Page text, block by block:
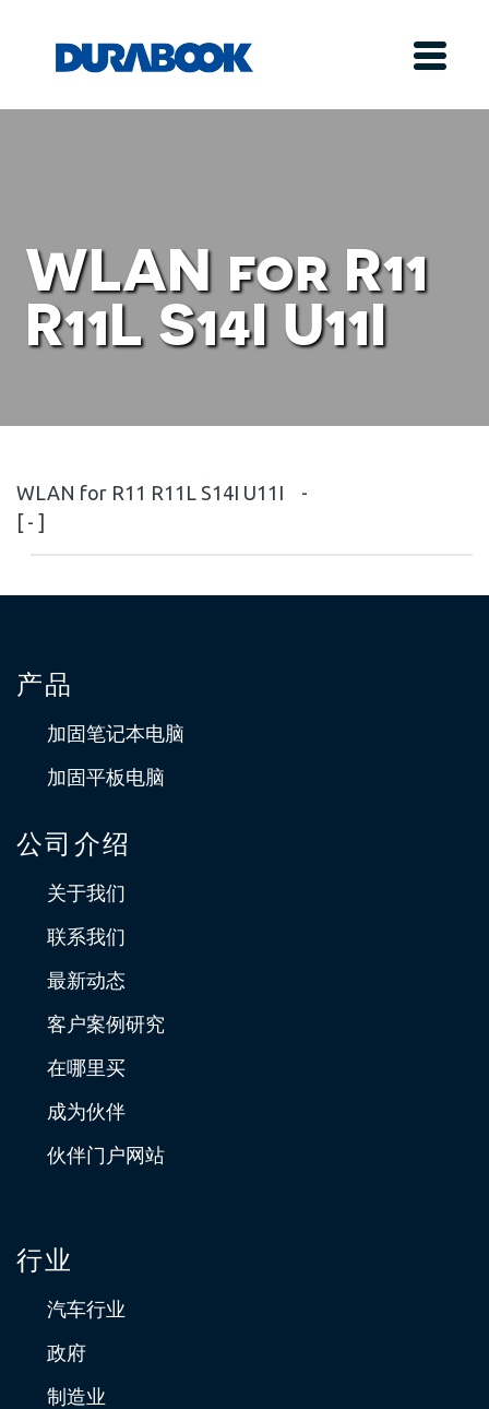
WLAN for R11
R11L S14I U11I
WLAN for R11 R11L S14I U11I
-
[ - ]
产品
加固笔记本电脑
加固平板电脑
公司介绍
关于我们
联系我们
最新动态
客户案例研究
在哪里买
成为伙伴
伙伴门户网站
行业
汽车行业
政府
制造业